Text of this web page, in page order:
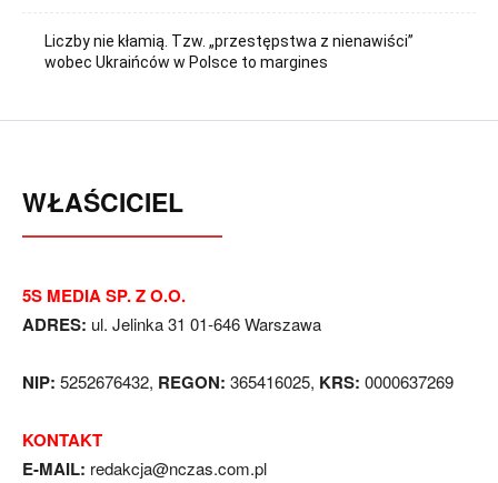
Liczby nie kłamią. Tzw. „przestępstwa z nienawiści”
wobec Ukraińców w Polsce to margines
WŁAŚCICIEL
5S MEDIA SP. Z O.O.
ADRES: ul. Jelinka 31 01-646 Warszawa
NIP: 5252676432, REGON: 365416025, KRS: 0000637269
KONTAKT
E-MAIL: redakcja@nczas.com.pl